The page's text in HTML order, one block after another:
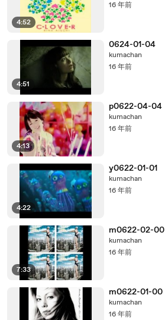
4:52
16 年前
4:51
0624-01-04
kumachan
16 年前
4:13
p0622-04-04
kumachan
16 年前
4:22
y0622-01-01
kumachan
16 年前
7:33
m0622-02-00
kumachan
16 年前
m0622-01-00
kumachan
16 年前